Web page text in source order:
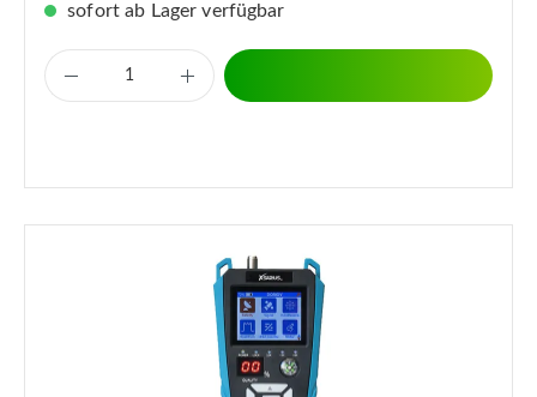
sofort ab Lager verfügbar